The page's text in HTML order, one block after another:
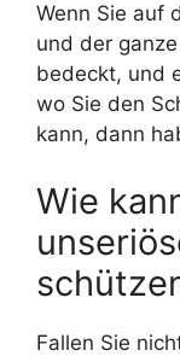
Wenn Sie auf
und der
bedeckt, und
wo Sie den
kann, dann
Wie
Fallen Sie